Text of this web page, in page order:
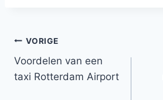
Bericht
navigatie
VORIGE
Voordelen van een
taxi Rotterdam Airport